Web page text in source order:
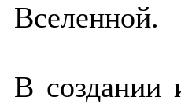
Вселенной.
В создании